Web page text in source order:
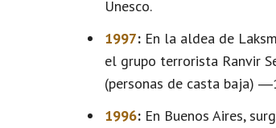
Unesco.
1997: En la aldea de
el grupo terrorista Ranvir
(personas de casta baja)
1996: En Buenos Aires,